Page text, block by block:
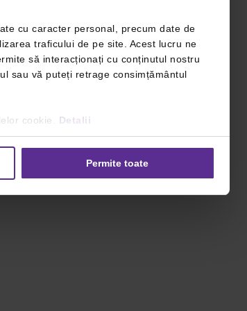
cu caracter personal, precum date de
traficului de pe site. Acest lucru ne
să interacționați cu conținutul nostru
sau vă puteți retrage consimțământul
cookie. Detalii
Permite toate